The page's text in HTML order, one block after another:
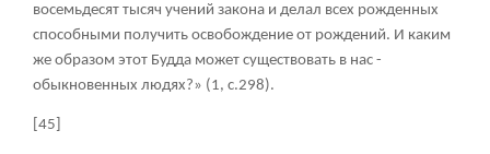
восемьдесят тысяч учений закона и делал всех рожденных
способными получить освобождение от рождений. И каким
же образом этот Будда может существовать в нас -
обыкновенных людях?» (1, с.298).
[45]